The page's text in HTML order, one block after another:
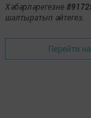
Хәбәрләрегезне
шалтыратып әйтегез.
Перейти